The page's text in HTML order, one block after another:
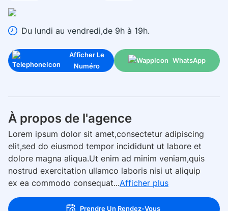
Du lundi au vendredi,de 9h à 19h.
Afficher Le
Numéro
WhatsApp
À propos de l'agence
Lorem ipsum dolor sit amet,consectetur adipiscing
elit,sed do eiusmod tempor incididunt ut labore et
dolore magna aliqua.Ut enim ad minim veniam,quis
nostrud exercitation ullamco laboris nisi ut aliquip
ex ea commodo consequat...Afficher plus
Prendre Un Rendez-Vous